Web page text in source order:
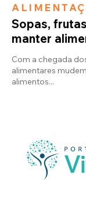
Sopas,
manter
Com a chegada
alimentares
alimentos...